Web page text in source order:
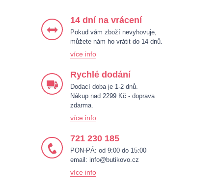
14 dní na vrácení
Pokud vám zboží nevyhovuje,
můžete nám ho vrátit do 14 dnů.
více info
Rychlé dodání
Dodací doba je 1-2 dnů.
Nákup nad 2299 Kč - doprava
zdarma.
více info
721 230 185
PON-PÁ: od 9:00 do 15:00
email: info@butikovo.cz
více info